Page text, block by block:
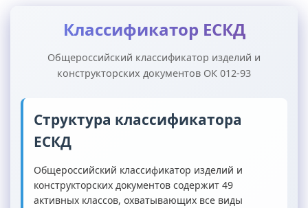
Классификатор ЕСКД
Общероссийский классификатор изделий и
конструкторских документов ОК 012-93
Структура классификатора
ЕСКД
Общероссийский классификатор изделий и
конструкторских документов содержит 49
активных классов, охватывающих все виды